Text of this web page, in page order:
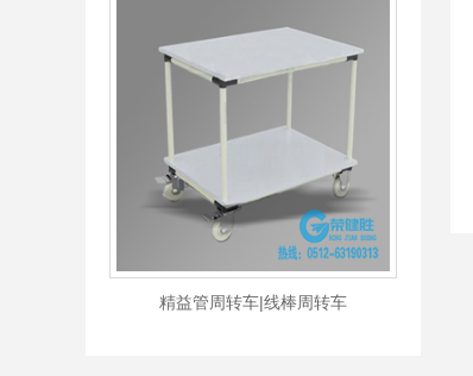
精益管周转车|线棒周转车